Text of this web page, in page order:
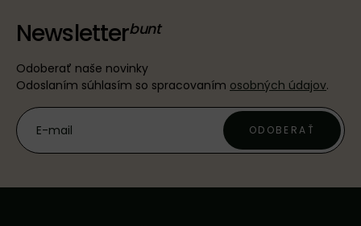
Newsletter
Odoberať naše novinky
Odoslaním súhlasím so spracovaním osobných údajov.
ODOBERAŤ